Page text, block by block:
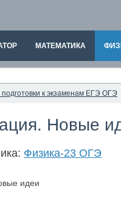
МАТЕМАТИКА
подготовки к экзаменам ЕГЭ ОГЭ
Новые
Физика-23 ОГЭ